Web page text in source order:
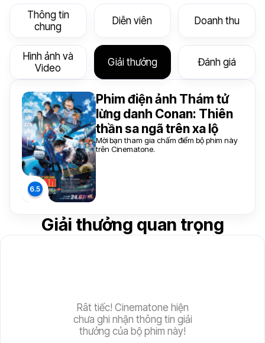
Thông tin
chung
Diễn viên Doanh thu
Hình ảnh và
Video
Giải thưởng Đánh giá
Giải thưởng quan trọng
Rât tiếc! Cinematone hiện
chưa ghi nhận thông tin giải
thưởng của bộ phim này!
Phim điện ảnh Thám tử
lừng danh Conan: Thiên
thần sa ngã trên xa lộ
Mời bạn tham gia chấm điểm bộ phim này
trên Cinematone.